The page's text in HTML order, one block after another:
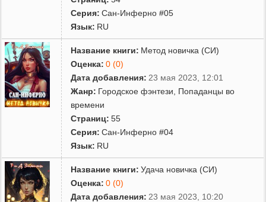
Серия: Сан-Инферно #05
Язык: RU
Название книги: Метод новичка (СИ)
Оценка: 0 (0)
Дата добавления: 23 мая 2023, 12:01
Жанр: Городское фэнтези
Попаданцы во
времени
Страниц: 55
Серия: Сан-Инферно #04
Язык: RU
Название книги: Удача новичка (СИ)
Оценка: 0 (0)
Дата добавления: 23 мая 2023, 10:20